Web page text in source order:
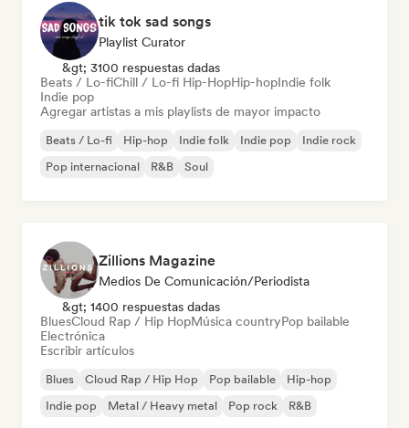
tik tok sad songs
Playlist Curator
&gt; 3100 respuestas dadas
Beats / Lo-fiChill / Lo-fi Hip-HopHip-hopIndie folk
Indie pop
Agregar artistas a mis playlists de mayor impacto
Beats / Lo-fi Hip-hop Indie folk Indie pop
Indie rock
Pop internacional
R&B Soul
Zillions Magazine
Medios De Comunicación/Periodista
&gt; 1400 respuestas dadas
BluesCloud Rap / Hip HopMúsica countryPop bailable
Electrónica
Escribir artículos
Blues Cloud Rap / Hip Hop Pop bailable
Hip-hop
Indie pop
Metal / Heavy metal Pop rock R&B